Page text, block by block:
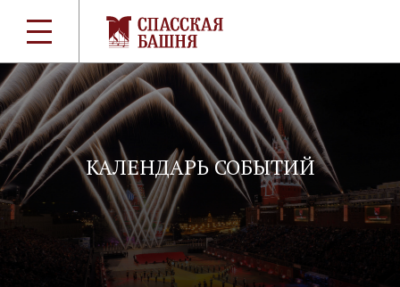
КАЛЕНДАРЬ СОБЫТИЙ